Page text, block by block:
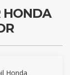
HONDA
Honda